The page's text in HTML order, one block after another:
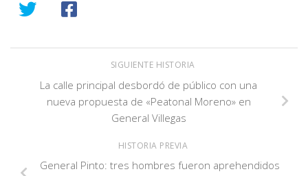
SIGUIENTE HISTORIA
La calle principal desbordó de público con una
nueva propuesta de «Peatonal Moreno» en
General Villegas
HISTORIA PREVIA
General Pinto: tres hombres fueron aprehendidos